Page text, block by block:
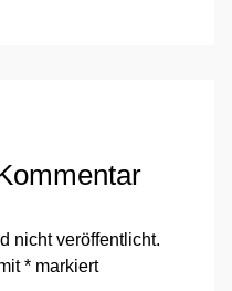
nicht veröffentlicht.
* markiert